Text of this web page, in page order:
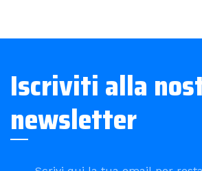
Iscriviti alla
newsletter